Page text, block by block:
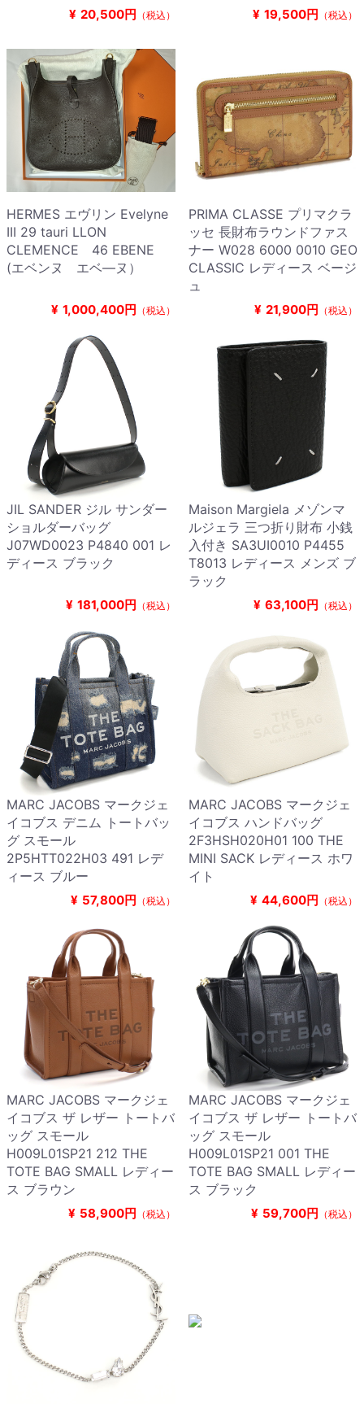
¥ 20,500円 （税込） ¥ 19,500円 （税込）
HERMES エヴリン Evelyne
III 29 tauri LLON
CLEMENCE 46 EBENE
(エベンヌ エベ―ヌ）
¥ 1,000,400円 （税込）
PRIMA CLASSE プリマクラ
ッセ 長財布ラウンドファス
ナー W028 6000 0010 GEO
CLASSIC レディース ベージ
ュ
¥ 21,900円 （税込）
JIL SANDER ジル サンダー
ショルダーバッグ
J07WD0023 P4840 001 レ
ディース ブラック
¥ 181,000円 （税込）
Maison Margiela メゾンマ
ルジェラ 三つ折り財布 小銭
入付き SA3UI0010 P4455
T8013 レディース メンズ ブ
ラック
¥ 63,100円 （税込）
MARC JACOBS マークジェ
イコブス デニム トートバッ
グ スモール
2P5HTT022H03 491 レデ
ィース ブルー
¥ 57,800円 （税込）
MARC JACOBS マークジェ
イコブス ハンドバッグ
2F3HSH020H01 100 THE
MINI SACK レディース ホワ
イト
¥ 44,600円 （税込）
MARC JACOBS マークジェ
イコブス ザ レザー トートバ
ッグ スモール
H009L01SP21 212 THE
TOTE BAG SMALL レディー
ス ブラウン
¥ 58,900円 （税込）
MARC JACOBS マークジェ
イコブス ザ レザー トートバ
ッグ スモール
H009L01SP21 001 THE
TOTE BAG SMALL レディー
ス ブラック
¥ 59,700円 （税込）